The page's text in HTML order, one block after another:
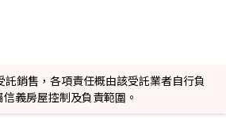
銷售，各項責任概由該受託業者自行負
信義房屋控制及負責範圍。